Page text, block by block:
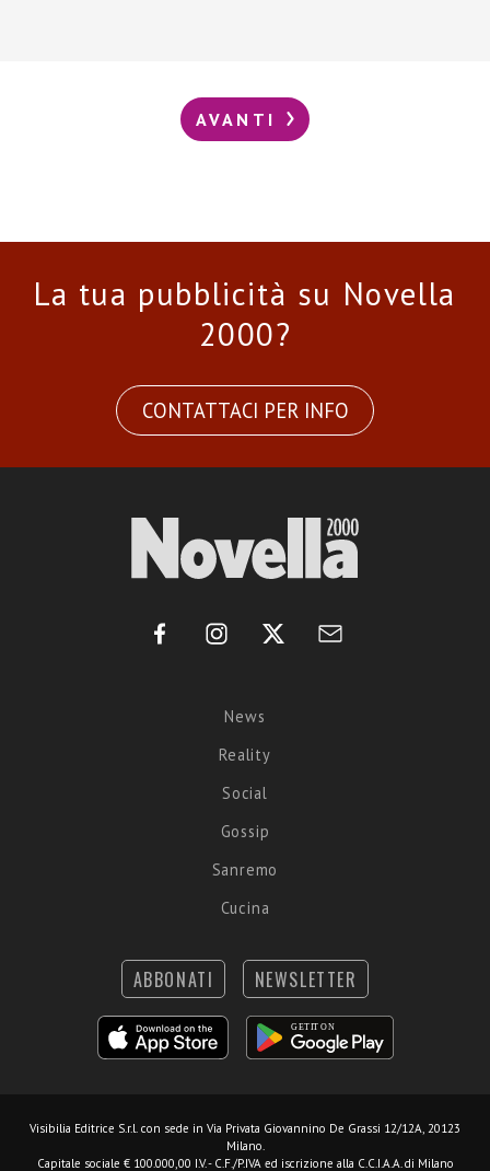
AVANTI
La tua pubblicità su Novella
2000?
CONTATTACI PER INFO
News
Reality
Social
Gossip
Sanremo
Cucina
ABBONATI NEWSLETTER
Visibilia Editrice S.r.l. con sede in Via Privata Giovannino De Grassi 12/12A, 20123
Milano.
Capitale sociale € 100.000,00 I.V. - C.F./P.IVA ed iscrizione alla C.C.I.A.A. di Milano